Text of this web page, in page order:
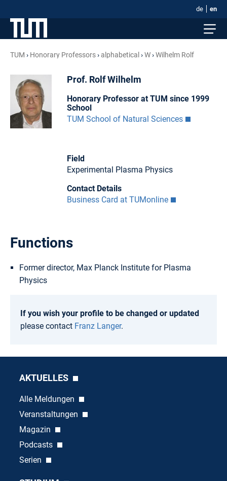
de en
TUM Honorary Professors alphabetical W Wilhelm Rolf
Prof. Rolf Wilhelm
Honorary Professor at TUM since 1999
School
TUM School of Natural Sciences
Field
Experimental Plasma Physics
Contact Details
Business Card at TUMonline
Functions
Former director, Max Planck Institute for Plasma
Physics
If you wish your profile to be changed or updated
please contact Franz Langer.
AKTUELLES
Alle Meldungen
Veranstaltungen
Magazin
Podcasts
Serien